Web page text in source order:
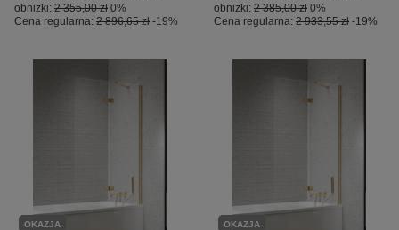
obniżki: 2 355,00 zł 0%
Cena regularna: 2 896,65 zł -19%
obniżki: 2 385,00 zł 0%
Cena regularna: 2 933,55 zł -19%
OKAZJA OKAZJA